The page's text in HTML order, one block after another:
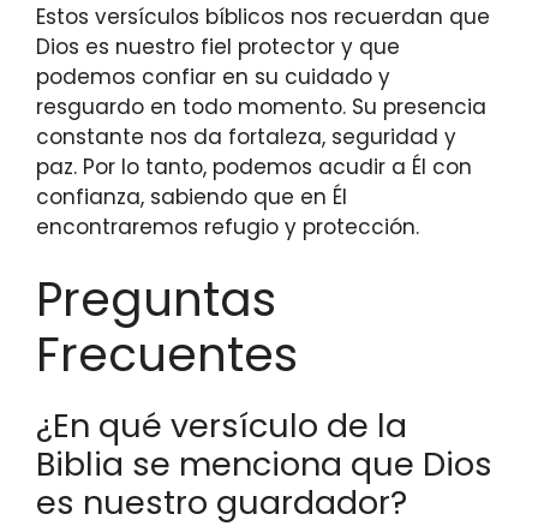
Estos versículos bíblicos nos recuerdan que
Dios es nuestro fiel protector y que
podemos confiar en su cuidado y
resguardo en todo momento. Su presencia
constante nos da fortaleza, seguridad y
paz. Por lo tanto, podemos acudir a Él con
confianza, sabiendo que en Él
encontraremos refugio y protección.
Preguntas
Frecuentes
¿En qué versículo de la
Biblia se menciona que Dios
es nuestro guardador?